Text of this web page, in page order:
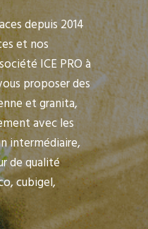
depuis 2014
et nos
ICE PRO à
proposer des
et granita,
avec les
intermédiaire,
de qualité
cubigel,